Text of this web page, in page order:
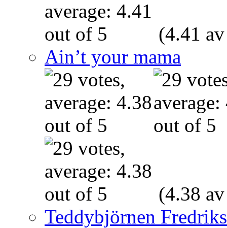
(4.41
Ain’t your mama
(4.38
Teddybjörnen